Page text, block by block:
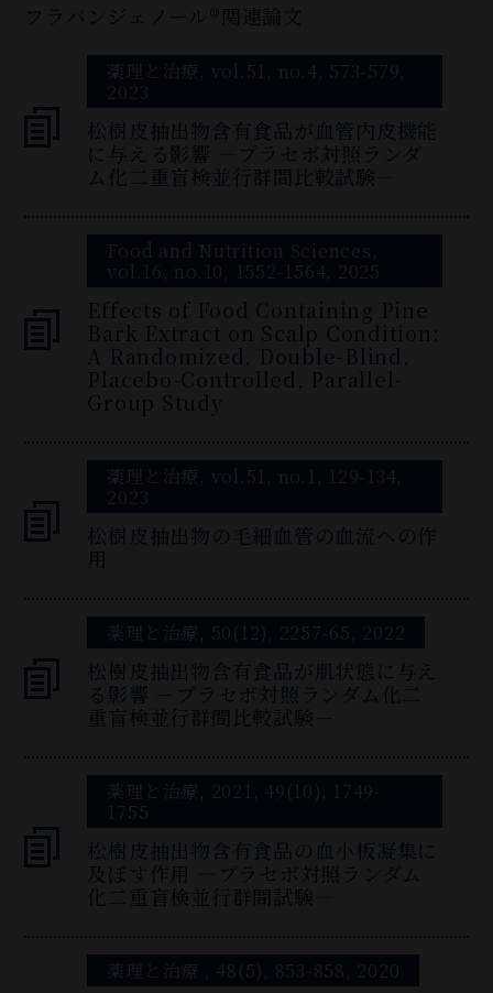
フラバンジェノール®関連論文
薬理と治療, vol.51, no.4, 573-579,
2023
松樹皮抽出物含有食品が血管内皮機能
に与える影響 —プラセボ対照ランダ
ム化二重盲検並行群間比較試験—
Food and Nutrition Sciences,
vol.16, no.10, 1552-1564, 2025
Effects of Food Containing Pine
Bark Extract on Scalp Condition:
A Randomized, Double-Blind,
Placebo-Controlled, Parallel-
Group Study
薬理と治療, vol.51, no.1, 129-134,
2023
松樹皮抽出物の毛細血管の血流への作
用
薬理と治療, 50(12), 2257-65, 2022
松樹皮抽出物含有食品が肌状態に与え
る影響 －プラセボ対照ランダム化二
重盲検並行群間比較試験－
薬理と治療, 2021, 49(10), 1749-
1755
松樹皮抽出物含有食品の血小板凝集に
及ぼす作用 ―プラセボ対照ランダム
化二重盲検並行群間試験―
薬理と治療 , 48(5), 853-858, 2020